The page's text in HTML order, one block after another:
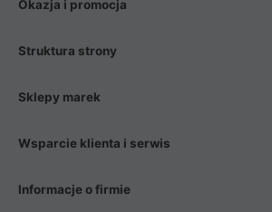
Okazja i promocja
Struktura strony
Sklepy marek
Wsparcie klienta i serwis
Informacje o firmie